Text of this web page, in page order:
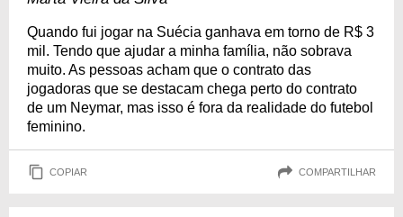
Quando fui jogar na Suécia ganhava em torno de R$ 3
mil. Tendo que ajudar a minha família, não sobrava
muito. As pessoas acham que o contrato das
jogadoras que se destacam chega perto do contrato
de um Neymar, mas isso é fora da realidade do futebol
feminino.
COPIAR COMPARTILHAR